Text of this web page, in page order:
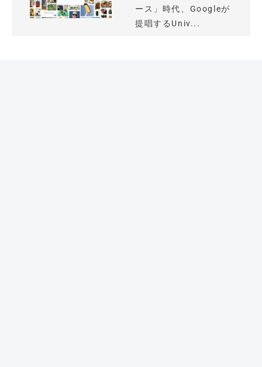
ース」時代、Googleが
提唱するUniv...